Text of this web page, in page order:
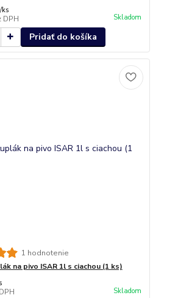
/ks
DPH Skladom
Pridať do košíka
1 hodnotenie
na pivo ISAR 1l s ciachou (1 ks)
Skladom